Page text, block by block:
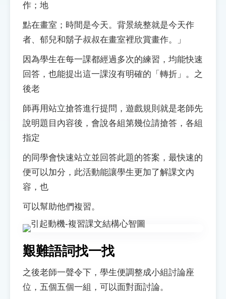
作；地
點在畫室；時間是今天。背景統整就是今天作
者、郁兒和鬍子叔叔在畫室裡欣賞畫作。」
因為學生在每一課都經過多次的練習，均能快速
回答，也能提出這一課沒有明確的「轉折」。之
後老
師再用站立搶答進行提問，遊戲規則就是老師先
說明題目內容後，會說各組第幾位請搶答，各組
指定
的同學會快速站立並回答此題的答案，最快速的
便可以加分，此活動能讓學生更加了解課文內
容，也
可以幫助他們複習。
艱難語詞找一找
之後老師一聲令下，學生便調整成小組討論座
位，五個五個一組，可以面對面討論。